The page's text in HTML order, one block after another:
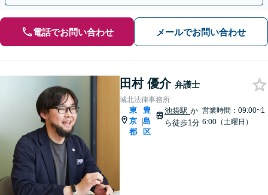
電話でお問い合わせ メールでお問い合わせ
田村 優介 弁護士
城北法律事務所
東
京
都
|
豊
島
区
池袋駅 か
ら徒歩1分
営業時間：09:00~1
6:00（土曜日）